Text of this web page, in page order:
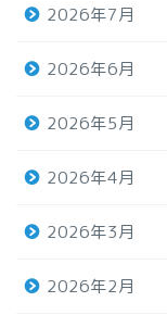
2026年7月
2026年6月
2026年5月
2026年4月
2026年3月
2026年2月